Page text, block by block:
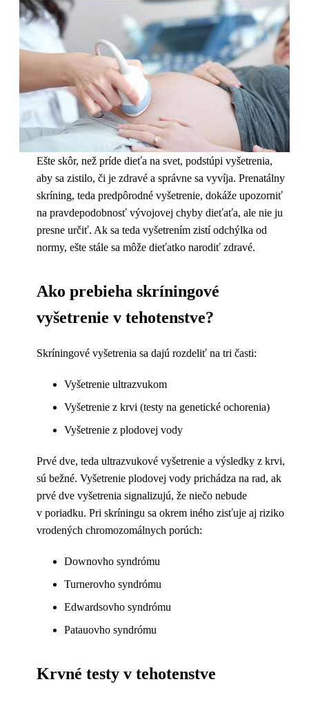
Ešte skôr, než príde dieťa na svet, podstúpi vyšetrenia,
aby sa zistilo, či je zdravé a správne sa vyvíja. Prenatálny
skríning, teda predpôrodné vyšetrenie, dokáže upozorniť
na pravdepodobnosť vývojovej chyby dieťaťa, ale nie ju
presne určiť. Ak sa teda vyšetrením zistí odchýlka od
normy, ešte stále sa môže dieťatko narodiť zdravé.
Ako prebieha skríningové
vyšetrenie v tehotenstve?
Skríningové vyšetrenia sa dajú rozdeliť na tri časti:
Vyšetrenie ultrazvukom
Vyšetrenie z krvi (testy na genetické ochorenia)
Vyšetrenie z plodovej vody
Prvé dve, teda ultrazvukové vyšetrenie a výsledky z krvi,
sú bežné. Vyšetrenie plodovej vody prichádza na rad, ak
prvé dve vyšetrenia signalizujú, že niečo nebude
v poriadku. Pri skríningu sa okrem iného zisťuje aj riziko
vrodených chromozomálnych porúch:
Downovho syndrómu
Turnerovho syndrómu
Edwardsovho syndrómu
Patauovho syndrómu
Krvné testy v tehotenstve